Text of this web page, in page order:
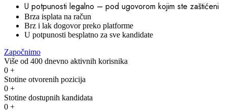
U potpunosti legalno – pod ugovorom kojim ste zaštićeni
Brza isplata na račun
Brz i lak dogovor preko platforme
U potpunosti besplatno za sve kandidate
Započnimo
Više od 400 dnevno aktivnih korisnika
0 +
Stotine otvorenih pozicija
0 +
Stotine dostupnih kandidata
0 +